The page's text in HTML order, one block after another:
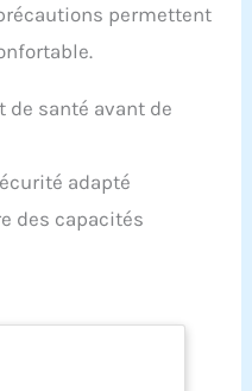
permettent
de santé avant de
adapté
des capacités